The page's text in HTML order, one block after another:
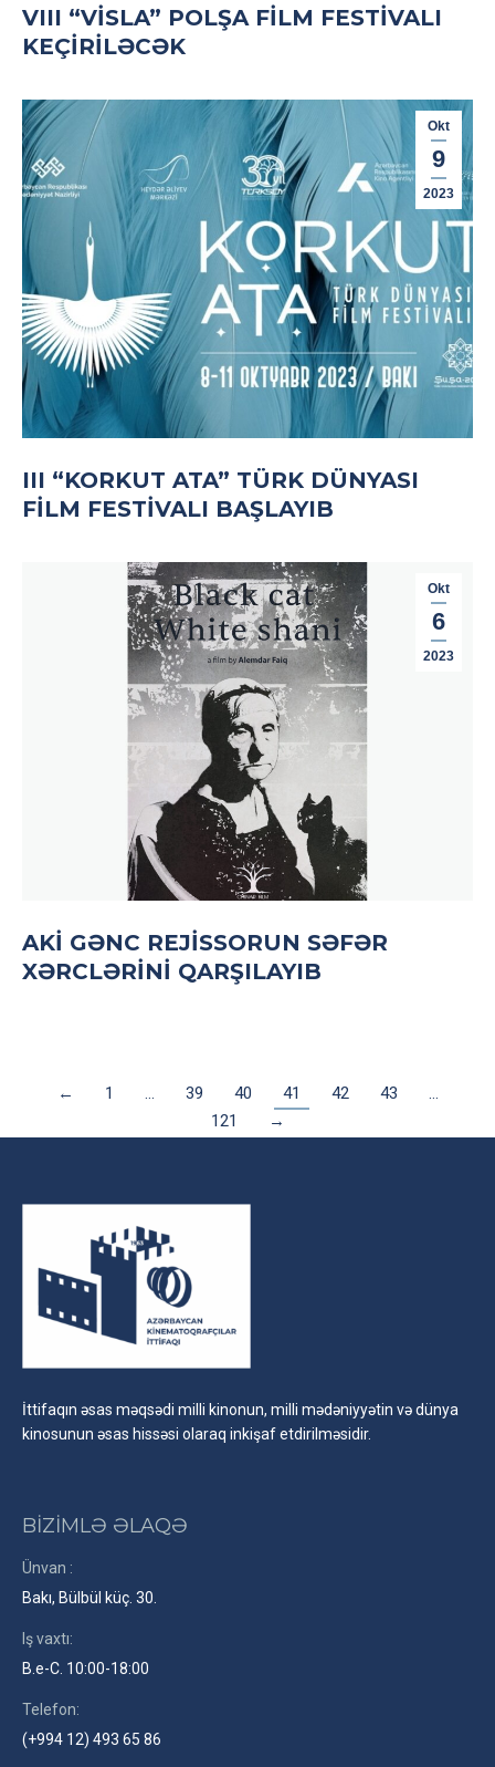
VIII “VISLA” POLŞA FILM FESTIVALI
KEÇIRILƏCƏK
Okt
9
2023
III “KORKUT ATA” TÜRK DÜNYASI
FILM FESTIVALI BAŞLAYIB
Okt
6
2023
AKİ GƏNC REJISSORUN SƏFƏR
XƏRCLƏRINI QARŞILAYIB
← 1 … 39 40 41 42 43
…
121
→
İttifaqın əsas məqsədi milli kinonun, milli mədəniyyətin və dünya
kinosunun əsas hissəsi olaraq inkişaf etdirilməsidir.
BİZİMLƏ ƏLAQƏ
Ünvan :
Bakı, Bülbül küç. 30.
Iş vaxtı:
B.e-C. 10:00-18:00
Telefon:
(+994 12) 493 65 86